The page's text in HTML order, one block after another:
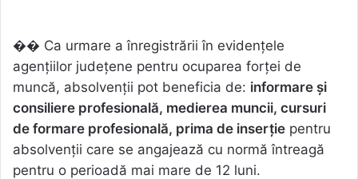
�� Ca urmare a înregistrării în evidențele
agențiilor județene pentru ocuparea forței de
muncă, absolvenţii pot beneficia de: informare şi
consiliere profesională, medierea muncii, cursuri
de formare profesională, prima de inserție pentru
absolvenţii care se angajează cu normă întreagă
pentru o perioadă mai mare de 12 luni.